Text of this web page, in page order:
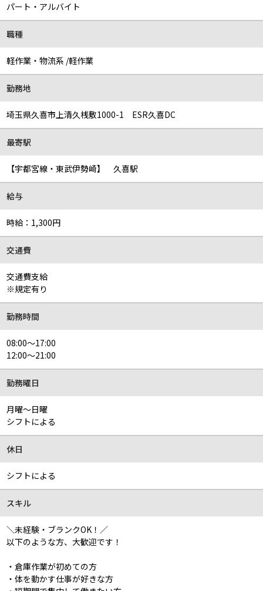
パート・アルバイト
職種
軽作業・物流系 /軽作業
勤務地
埼玉県久喜市上清久桟敷1000-1 ESR久喜DC
最寄駅
【宇都宮線・東武伊勢崎】 久喜駅
給与
時給：1,300円
交通費
交通費支給
※規定有り
勤務時間
08:00～17:00
12:00～21:00
勤務曜日
月曜～日曜
シフトによる
休日
シフトによる
スキル
＼未経験・ブランクOK！／
以下のような方、大歓迎です！
・倉庫作業が初めての方
・体を動かす仕事が好きな方